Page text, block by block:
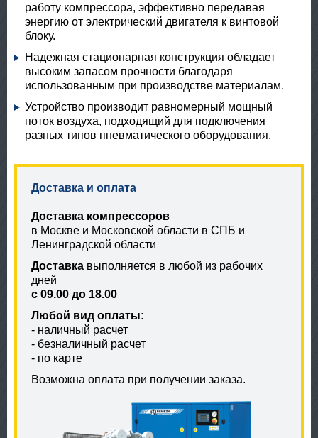
работу компрессора, эффективно передавая
энергию от электрический двигателя к винтовой
блоку.
Надежная стационарная конструкция обладает
высоким запасом прочности благодаря
использованным при производстве материалам.
Устройство производит равномерный мощный
поток воздуха, подходящий для подключения
разных типов пневматического оборудования.
Доставка и оплата
Доставка компрессоров
в Москве и Московской области в СПБ и
Ленинградской области
Доставка выполняется в любой из рабочих
дней
с 09.00 до 18.00
Любой вид оплаты:
- наличный расчет
- безналичный расчет
- по карте
Возможна оплата при получении заказа.